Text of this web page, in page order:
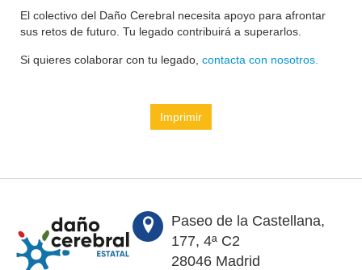
El colectivo del Daño Cerebral necesita apoyo para afrontar
sus retos de futuro. Tu legado contribuirá a superarlos.
Si quieres colaborar con tu legado, contacta con nosotros.
Imprimir
Paseo de la Castellana,
177, 4ª C2
28046 Madrid